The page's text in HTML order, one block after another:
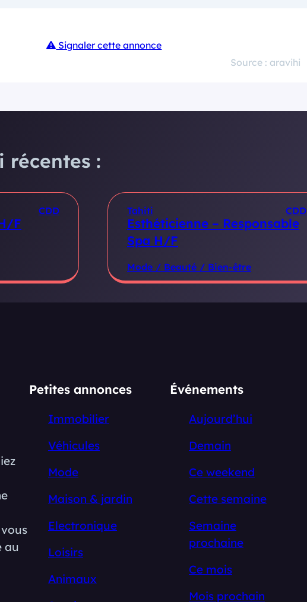
Signaler cette annonce
Source : aravihi
récentes :
CDD
F
Tahiti CDD
Esthéticienne – Responsable
Spa H/F
Mode / Beauté / Bien-être
au
Petites annonces
Immobilier
Véhicules
Mode
Maison & jardin
Electronique
Loisirs
Animaux
Événements
Aujourd’hui
Demain
Ce weekend
Cette semaine
Semaine
prochaine
Ce mois
Mois prochain